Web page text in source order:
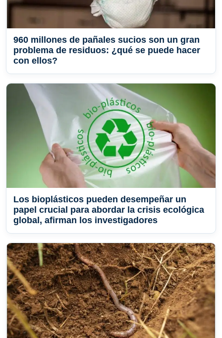
960 millones de pañales sucios son un gran
problema de residuos: ¿qué se puede hacer
con ellos?
Los bioplásticos pueden desempeñar un
papel crucial para abordar la crisis ecológica
global, afirman los investigadores